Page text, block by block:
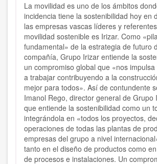
La movilidad es uno de los ámbitos
incidencia tiene la sostenibilidad hoy en
las empresas vascas líderes y
movilidad sostenible es Irizar. Como
fundamental» de la estrategia de futuro
compañía, Grupo Irizar entiende la
un compromiso global que «nos
a trabajar contribuyendo a la
mejor para todos». Así de contundente
Imanol Rego, director general de Grupo
que entiende la sostenibilidad como un
integrándola en «todos los proyectos,
operaciones de todas las plantas de
empresas del grupo a nivel
tanto en el diseño de productos como
de procesos e instalaciones. Un